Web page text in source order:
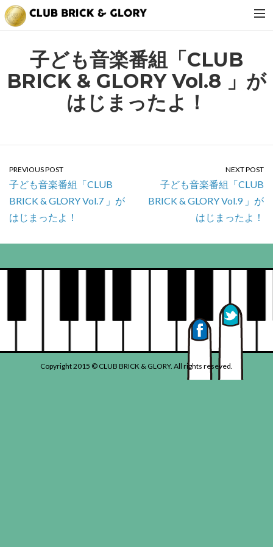
about us
news
party
子ども音楽番組「CLUB
BRICK & GLORY Vol.8 」が
はじまったよ！
PREVIOUS POST
子ども音楽番組「CLUB
BRICK & GLORY Vol.7 」が
はじまったよ！
NEXT POST
子ども音楽番組「CLUB
BRICK & GLORY Vol.9 」が
はじまったよ！
Copyright 2015 © CLUB BRICK & GLORY. All rights reseved.